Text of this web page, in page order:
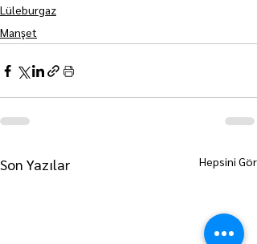
Lüleburgaz
Manşet
Son Yazılar Hepsini Gör